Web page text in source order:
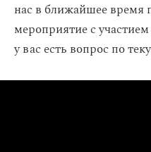
нас в ближайшее время
мероприятие с
у вас есть вопрос по